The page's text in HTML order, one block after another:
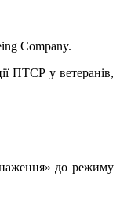
Company.
ПТСР у ветеранів,
до режиму